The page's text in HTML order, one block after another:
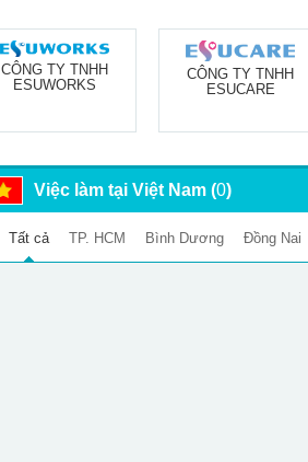
CÔNG TY TNHH
ESUWORKS
CÔNG TY TNHH
ESUCARE
Việc làm tại Việt Nam (0)
Tất cả TP. HCM Bình Dương Đồng Nai